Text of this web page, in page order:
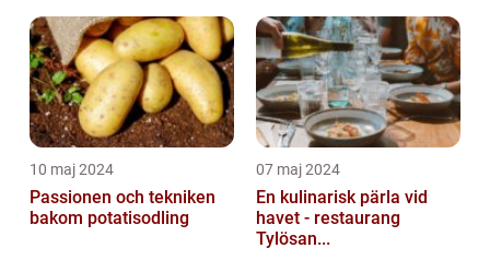
10 maj 2024
Passionen och tekniken
bakom potatisodling
07 maj 2024
En kulinarisk pärla vid
havet - restaurang
Tylösan...